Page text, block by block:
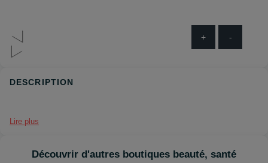
+ -
DESCRIPTION
Lire plus
Découvrir d'autres boutiques beauté, santé